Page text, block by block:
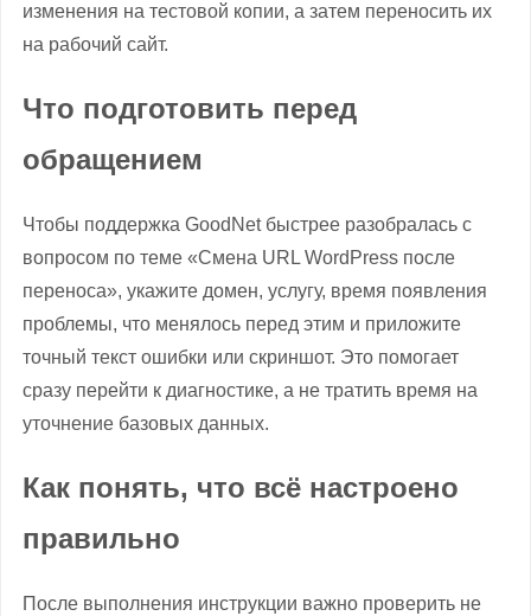
изменения на тестовой копии, а затем переносить их
на рабочий сайт.
Что подготовить перед
обращением
Чтобы поддержка GoodNet быстрее разобралась с
вопросом по теме «Смена URL WordPress после
переноса», укажите домен, услугу, время появления
проблемы, что менялось перед этим и приложите
точный текст ошибки или скриншот. Это помогает
сразу перейти к диагностике, а не тратить время на
уточнение базовых данных.
Как понять, что всё настроено
правильно
После выполнения инструкции важно проверить не